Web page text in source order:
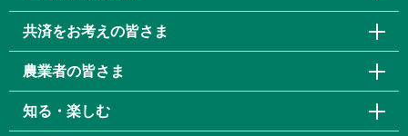
共済をお考えの皆さま
農業者の皆さま
知る・楽しむ